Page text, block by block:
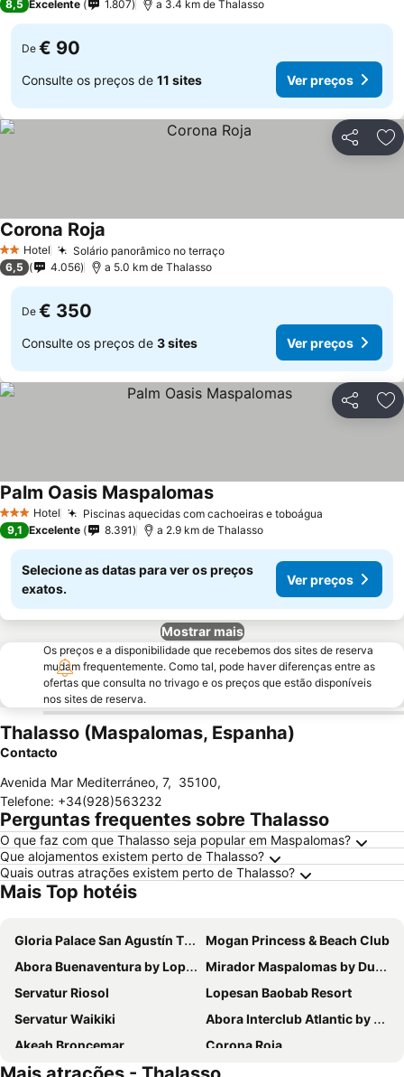
8,5 Excelente 1.807 a 3.4 km de Thalasso
De € 90
Consulte os preços de 11 sites Ver preços
Partilhar
2 Estrelas
Hotel Solário panorâmico no terraço
Corona Roja
6,5 4.056 a 5.0 km de Thalasso
De € 350
Consulte os preços de 3 sites Ver preços
Partilhar
3 EstrelasHotel Piscinas aquecidas com cachoeiras e toboágua
Palm Oasis Maspalomas
9,1 Excelente 8.391 a 2.9 km de Thalasso
Selecione as datas para ver os preços
exatos.
Ver preços
Mostrar mais
Os preços e a disponibilidade que recebemos dos sites de reserva
mudam frequentemente. Como tal, pode haver diferenças entre as
ofertas que consulta no trivago e os preços que estão disponíveis
nos sites de reserva.
Thalasso (Maspalomas, Espanha)
Contacto
Avenida Mar Mediterráneo, 7, 35100,
Telefone: +34(928)563232
Perguntas frequentes sobre Thalasso
O que faz com que Thalasso seja popular em Maspalomas?
Que alojamentos existem perto de Thalasso?
Quais outras atrações existem perto de Thalasso?
Mais Top hotéis
Gloria Palace San Agustín Thalasso & Hotel
Mogan Princess & Beach Club
Abora Buenaventura by Lopesan Hotels
Mirador Maspalomas by Dunas
Servatur Riosol
Lopesan Baobab Resort
Servatur Waikiki
Abora Interclub Atlantic by Lopesan Hotels
Akeah Broncemar
Corona Roja
Vista Oasis
Radisson Blu Resort & Spa, Gran Canaria Mogan